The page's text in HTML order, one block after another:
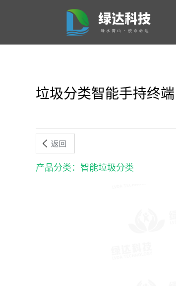
垃圾分类智能手持终端
产品分类：智能垃圾分类